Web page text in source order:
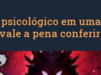
em uma
a pena conferir